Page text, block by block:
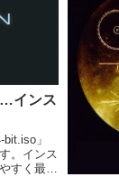
インス
bit.iso」
。インス
すく最初